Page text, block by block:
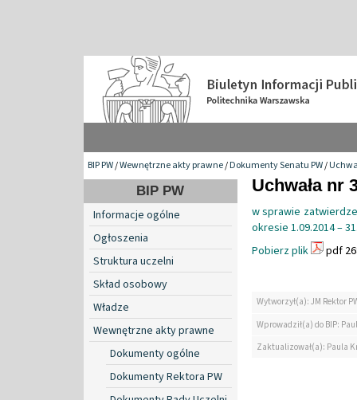
BIP PW/Wewnętrzne akty prawne/Dokumenty Senatu PW/
BIP PW
Informacje ogólne
Ogłoszenia
Struktura uczelni
Skład osobowy
Władze
Wewnętrzne akty prawne
Dokumenty ogólne
Dokumenty Rektora PW
Uchwała nr
w sprawie
okresie 1.09.2014 –
Pobierz plik
pdf
Wytworzył(a): JM Rektor
Wprowadził(a) do BIP:
Zaktualizował(a): Paula